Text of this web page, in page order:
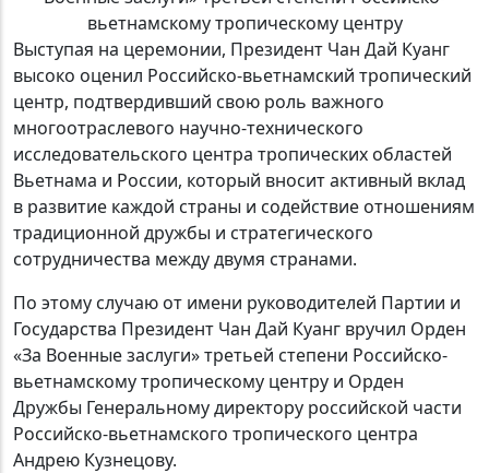
вьетнамскому тропическому центру
Выступая на церемонии, Президент Чан Дай Куанг
высоко оценил Российско-вьетнамский тропический
центр, подтвердивший свою роль важного
многоотраслевого научно-технического
исследовательского центра тропических областей
Вьетнама и России, который вносит активный вклад
в развитие каждой страны и содействие отношениям
традиционной дружбы и стратегического
сотрудничества между двумя странами.
По этому случаю от имени руководителей Партии и
Государства Президент Чан Дай Куанг вручил Орден
«За Военные заслуги» третьей степени Российско-
вьетнамскому тропическому центру и Орден
Дружбы Генеральному директору российской части
Российско-вьетнамского тропического центра
Андрею Кузнецову.